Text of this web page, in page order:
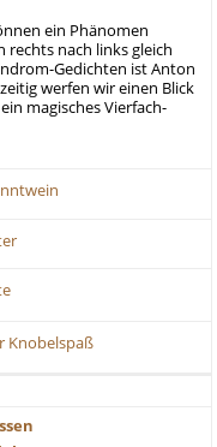
ein Phänomen
rechts nach links gleich
Gedichten ist Anton
werfen wir einen Blick
magisches Vierfach-
Knobelspaß